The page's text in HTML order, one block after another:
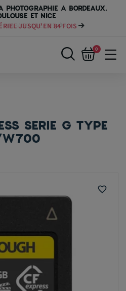
PHOTOGRAPHIE A BORDEAUX,
ET NICE
JUSQU'EN 84 FOIS
0
SERIE G TYPE
favorite_border